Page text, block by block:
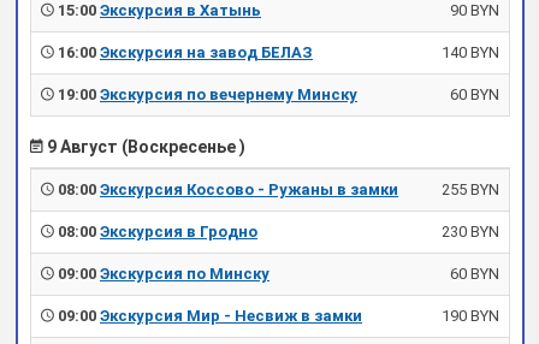
15:00 Экскурсия в Хатынь 90 BYN
16:00 Экскурсия на завод БЕЛАЗ 140 BYN
19:00 Экскурсия по вечернему Минску 60 BYN
9 Август (Воскресенье )
08:00 Экскурсия Коссово - Ружаны в замки 255 BYN
08:00 Экскурсия в Гродно 230 BYN
09:00 Экскурсия по Минску 60 BYN
09:00 Экскурсия Мир - Несвиж в замки 190 BYN